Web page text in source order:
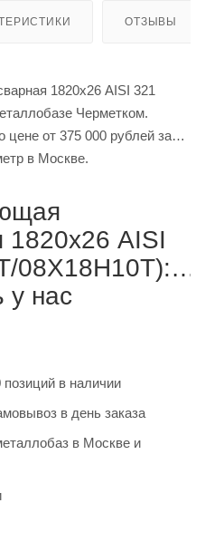
ОТЗЫВЫ
1820х26 AISI 321
Черметком.
цене от 375 000 рублей за
метр в Москве.
1820х26 AISI
08Х18Н10Т):
у нас
в наличии
в день заказа
в Москве и